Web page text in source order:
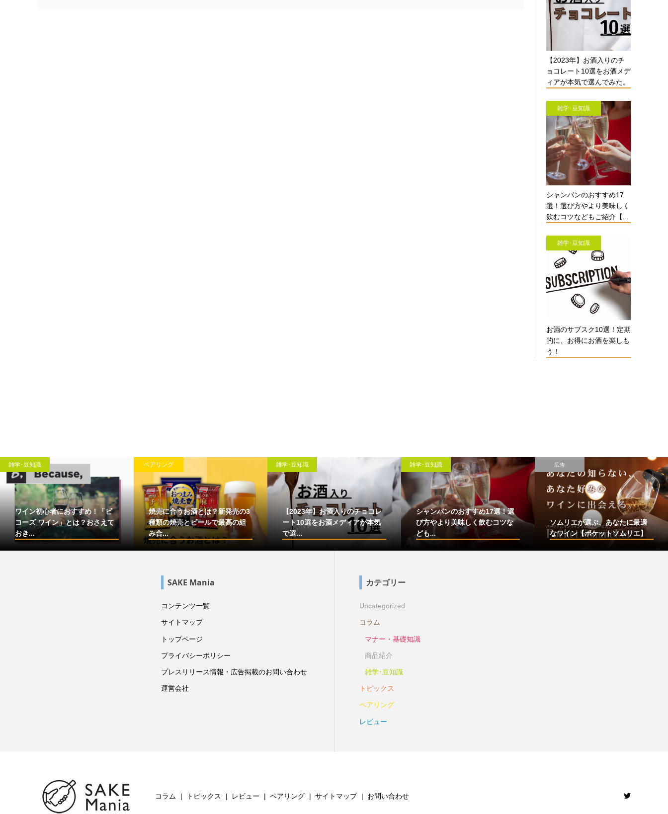
【2023年】お酒入りのチ
ョコレート10選をお酒メデ
ィアが本気で選んでみた。
雑学･豆知識
シャンパンのおすすめ17
選！選び方やより美味しく
飲むコツなどもご紹介【...
雑学･豆知識
お酒のサブスク10選！定期
的に、お得にお酒を楽しも
う！
雑学･豆知識
ワイン初心者におすすめ！「ビ
コーズ ワイン」とは？おさえて
おき...
ペアリング
焼売に合うお酒とは？新発売の3
種類の焼売とビールで最高の組
み合...
雑学･豆知識
【2023年】お酒入りのチョコレ
ート10選をお酒メディアが本気
で選...
雑学･豆知識
シャンパンのおすすめ17選！選
び方やより美味しく飲むコツな
ども...
広告
ソムリエが選ぶ、あなたに最適
なワイン【ポケットソムリエ】
SAKE Mania
コンテンツ一覧
サイトマップ
トップページ
プライバシーポリシー
プレスリリース情報・広告掲載のお問い合わせ
運営会社
カテゴリー
Uncategorized
コラム
マナー・基礎知識
商品紹介
雑学･豆知識
トピックス
ペアリング
レビュー
コラム トピックス レビュー ペアリング サイトマップ お問い合わせ